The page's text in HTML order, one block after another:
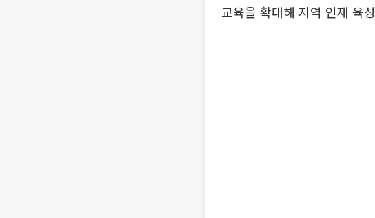
교육을 확대해 지역 인재 육